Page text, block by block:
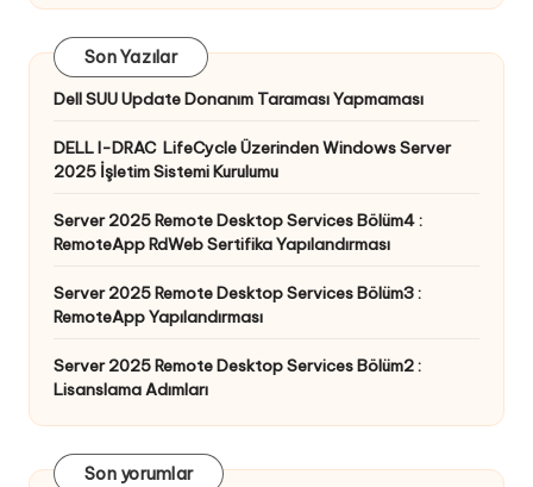
Son Yazılar
Dell SUU Update Donanım Taraması Yapmaması
DELL I-DRAC LifeCycle Üzerinden Windows Server
2025 İşletim Sistemi Kurulumu
Server 2025 Remote Desktop Services Bölüm4 :
RemoteApp RdWeb Sertifika Yapılandırması
Server 2025 Remote Desktop Services Bölüm3 :
RemoteApp Yapılandırması
Server 2025 Remote Desktop Services Bölüm2 :
Lisanslama Adımları
Son yorumlar